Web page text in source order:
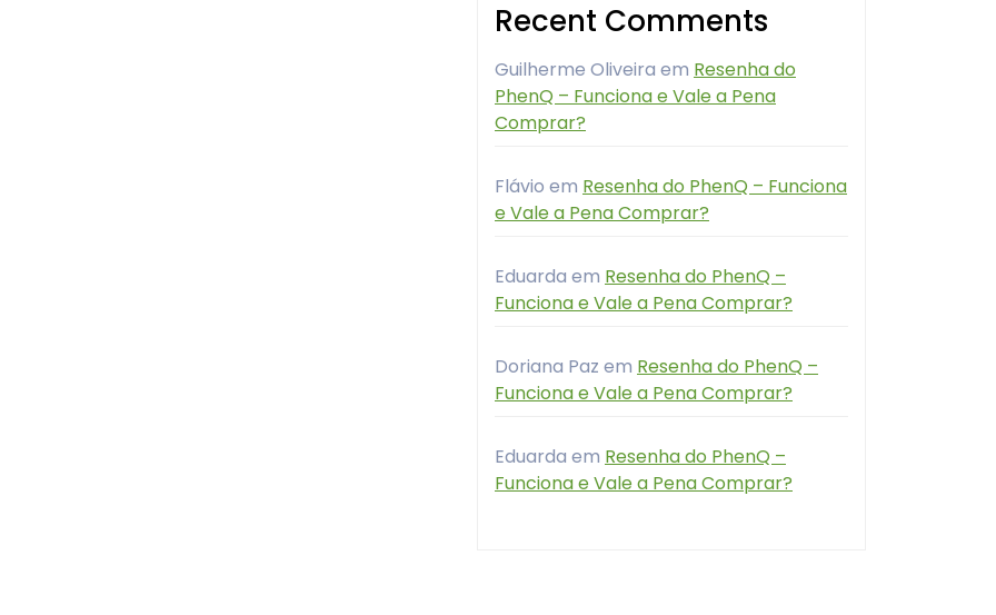
Recent Comments
Guilherme Oliveira em Resenha do
PhenQ – Funciona e Vale a Pena
Comprar?
Flávio em Resenha do PhenQ – Funciona
e Vale a Pena Comprar?
Eduarda em Resenha do PhenQ –
Funciona e Vale a Pena Comprar?
Doriana Paz em Resenha do PhenQ –
Funciona e Vale a Pena Comprar?
Eduarda em Resenha do PhenQ –
Funciona e Vale a Pena Comprar?